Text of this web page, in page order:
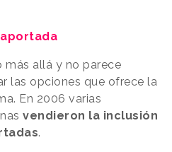
más allá y no parece
las opciones que ofrece la
En 2006 varias
vendieron la inclusión
.